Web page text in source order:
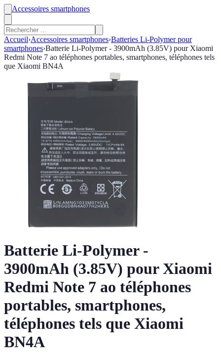
Accessoires smartphones
Accueil›Accessoires smartphones›Batteries Li-Polymer pour
smartphones›Batterie Li-Polymer - 3900mAh (3.85V) pour Xiaomi
Redmi Note 7 ao téléphones portables, smartphones, téléphones tels
que Xiaomi BN4A
Batterie Li-Polymer -
3900mAh (3.85V) pour Xiaomi
Redmi Note 7 ao téléphones
portables, smartphones,
téléphones tels que Xiaomi
BN4A